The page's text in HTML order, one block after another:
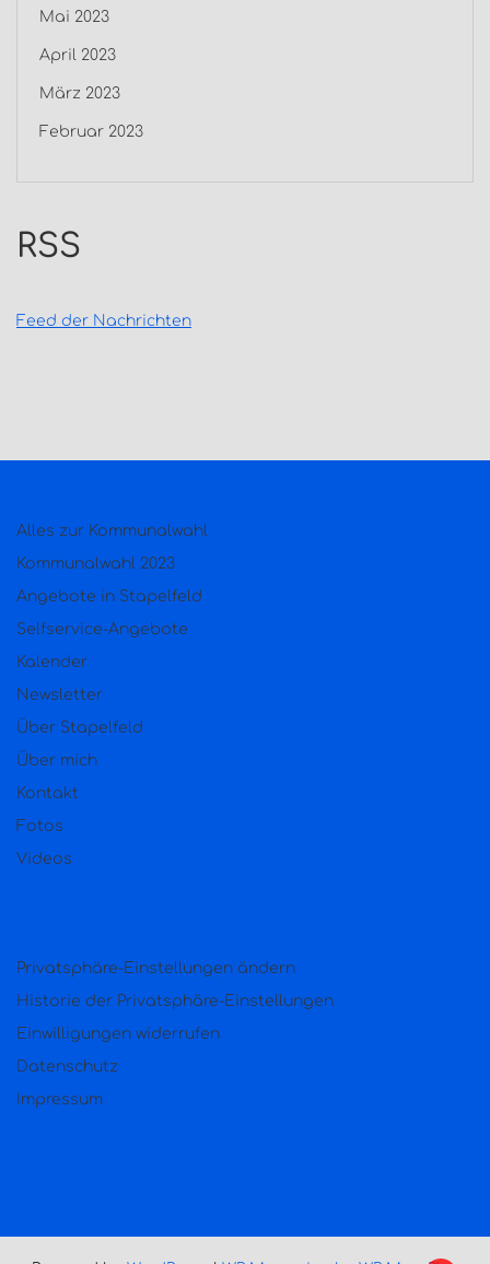
Mai 2023
April 2023
März 2023
Februar 2023
RSS
Feed der Nachrichten
Alles zur Kommunalwahl
Kommunalwahl 2023
Angebote in Stapelfeld
Selfservice-Angebote
Kalender
Newsletter
Über Stapelfeld
Über mich
Kontakt
Fotos
Videos
Privatsphäre-Einstellungen ändern
Historie der Privatsphäre-Einstellungen
Einwilligungen widerrufen
Datenschutz
Impressum